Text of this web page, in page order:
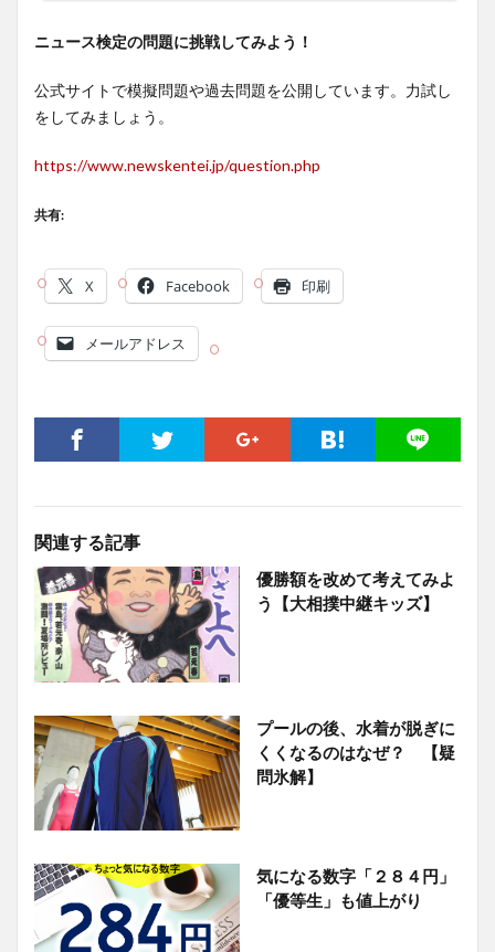
ニュース検定の問題に挑戦してみよう！
公式サイトで模擬問題や過去問題を公開しています。力試し
をしてみましょう。
https://www.newskentei.jp/question.php
共有:
X Facebook 印刷
メールアドレス
関連する記事
優勝額を改めて考えてみよ
う【大相撲中継キッズ】
プールの後、水着が脱ぎに
くくなるのはなぜ？ 【疑
問氷解】
気になる数字「２８４円」
「優等生」も値上がり